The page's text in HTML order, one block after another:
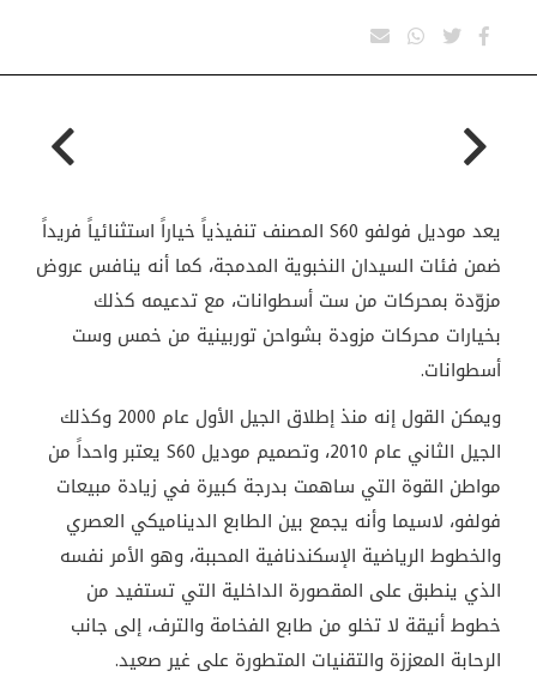
يعد موديل فولفو S60 المصنف تنفيذياً خياراً استثنائياً فريداً
ضمن فئات السيدان النخبوية المدمجة، كما أنه ينافس عروض
مزوّدة بمحركات من ست أسطوانات، مع تدعيمه كذلك
بخيارات محركات مزودة بشواحن توربينية من خمس وست
أسطوانات.
ويمكن القول إنه منذ إطلاق الجيل الأول عام 2000 وكذلك
الجيل الثاني عام 2010، وتصميم موديل
S60 يعتبر واحداً من
مواطن القوة التي ساهمت بدرجة كبيرة في زيادة مبيعات
فولفو، لاسيما وأنه يجمع بين الطابع الديناميكي العصري
والخطوط الرياضية الإسكندنافية المحببة، وهو الأمر نفسه
الذي ينطبق على المقصورة الداخلية التي تستفيد من
خطوط أنيقة لا تخلو من طابع الفخامة والترف، إلى جانب
الرحابة المعززة والتقنيات المتطورة على غير صعيد.